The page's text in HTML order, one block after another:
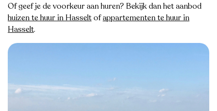
Of geef je de voorkeur aan huren? Bekijk dan het aanbod
huizen te huur in Hasseltofappartementen te huur in
Hasselt.